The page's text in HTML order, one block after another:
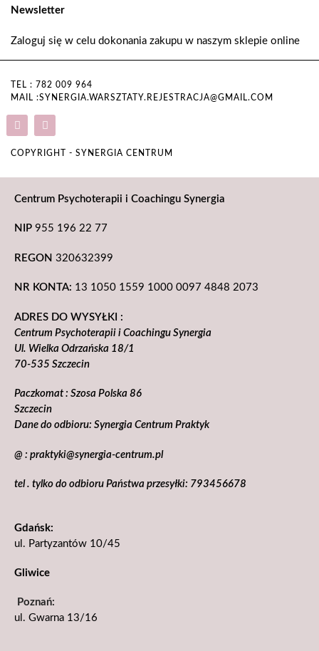
Newsletter
Zaloguj się w celu dokonania zakupu w naszym sklepie online
TEL : 782 009 964
MAIL :SYNERGIA.WARSZTATY.REJESTRACJA@GMAIL.COM
COPYRIGHT - SYNERGIA CENTRUM
Centrum Psychoterapii i Coachingu Synergia
NIP 955 196 22 77
REGON 320632399
NR KONTA: 13 1050 1559 1000 0097 4848 2073
ADRES DO WYSYŁKI :
Centrum Psychoterapii i Coachingu Synergia
Ul. Wielka Odrzańska 18/1
70-535 Szczecin
Paczkomat : Szosa Polska 86
Szczecin
Dane do odbioru: Synergia Centrum Praktyk
@ : praktyki@synergia-centrum.pl
tel . tylko do odbioru Państwa przesyłki: 793456678
Gdańsk:
ul. Partyzantów 10/45
Gliwice
Poznań:
ul. Gwarna 13/16